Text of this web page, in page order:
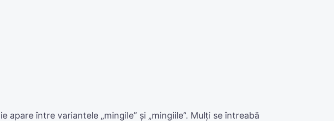
între variantele „mingile” și „mingiile”. Mulți se întreabă